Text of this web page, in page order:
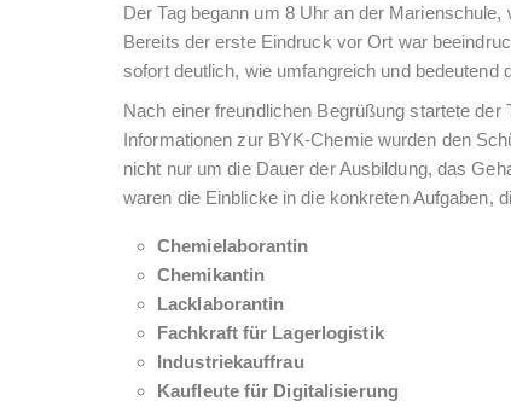
Der Tag begann um 8 Uhr an der
Bereits der erste Eindruck vor Ort war
sofort deutlich, wie umfangreich und bedeutend
Nach einer freundlichen Begrüßung startete
Informationen zur BYK-Chemie wurden den
nicht nur um die Dauer der Ausbildung, das
waren die Einblicke in die konkreten Aufgaben,
Chemielaborantin
Chemikantin
Lacklaborantin
Fachkraft für Lagerlogistik
Industriekauffrau
Kaufleute für Digitalisierung